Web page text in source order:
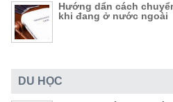
Hướng dẩn cách
khi đang ở nước ngoài
DU HỌC